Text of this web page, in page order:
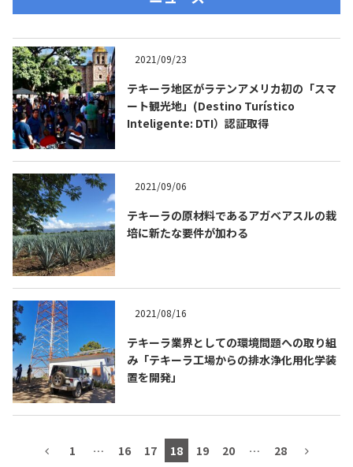
2021/09/23
テキーラ地区がラテンアメリカ初の「スマ
ート観光地」(Destino Turístico
Inteligente: DTI）認証取得
2021/09/06
テキーラの原材料であるアガベアスルの栽
培に新たな要件が加わる
2021/08/16
テキーラ業界としての環境問題への取り組
み「テキーラ工場からの排水浄化用化学装
置を開発」
1 … 16 17 18 19 20 … 28